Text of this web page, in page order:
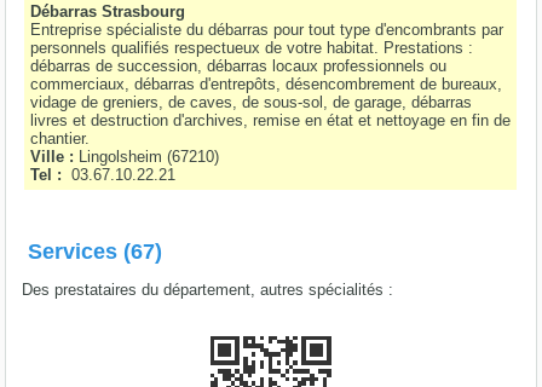
Débarras Strasbourg
Entreprise spécialiste du débarras pour tout type d'encombrants par
personnels qualifiés respectueux de votre habitat. Prestations :
débarras de succession, débarras locaux professionnels ou
commerciaux, débarras d'entrepôts, désencombrement de bureaux,
vidage de greniers, de caves, de sous-sol, de garage, débarras
livres et destruction d'archives, remise en état et nettoyage en fin de
chantier.
Ville : Lingolsheim(67210)
Tel :
03.67.10.22.21
Services (67)
Des prestataires du département, autres spécialités :